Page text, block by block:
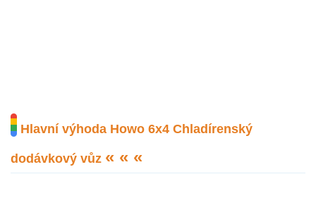
Hlavní výhoda Howo 6x4 Chladírenský
dodávkový vůz « « «